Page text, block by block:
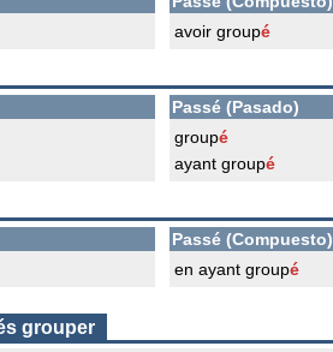
avoir groupé
Passé (Pasado)
groupé
ayant groupé
Passé (Compuesto)
en ayant groupé
grouper